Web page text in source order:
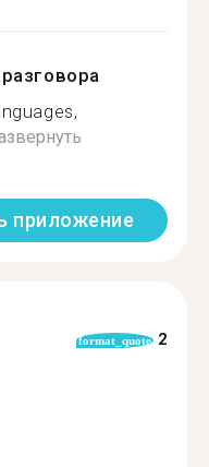
приложение
format_quote 2